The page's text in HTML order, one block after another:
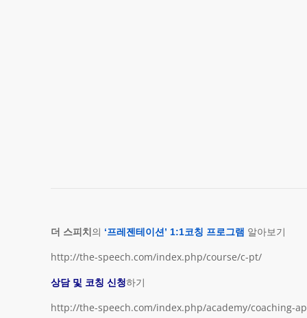
더 스피치 의 ‘프레젠테이션’ 1:1코칭 프로그램 알아보기
http://the-speech.com/index.php/course/c-pt/
상담 및 코칭 신청하기
http://the-speech.com/index.php/academy/coaching-